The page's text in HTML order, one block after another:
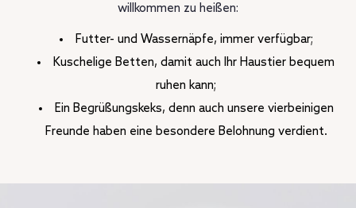
willkommen zu heißen:
Futter- und Wassernäpfe, immer verfügbar;
Kuschelige Betten, damit auch Ihr Haustier bequem
ruhen kann;
Ein Begrüßungskeks, denn auch unsere vierbeinigen
Freunde haben eine besondere Belohnung verdient.